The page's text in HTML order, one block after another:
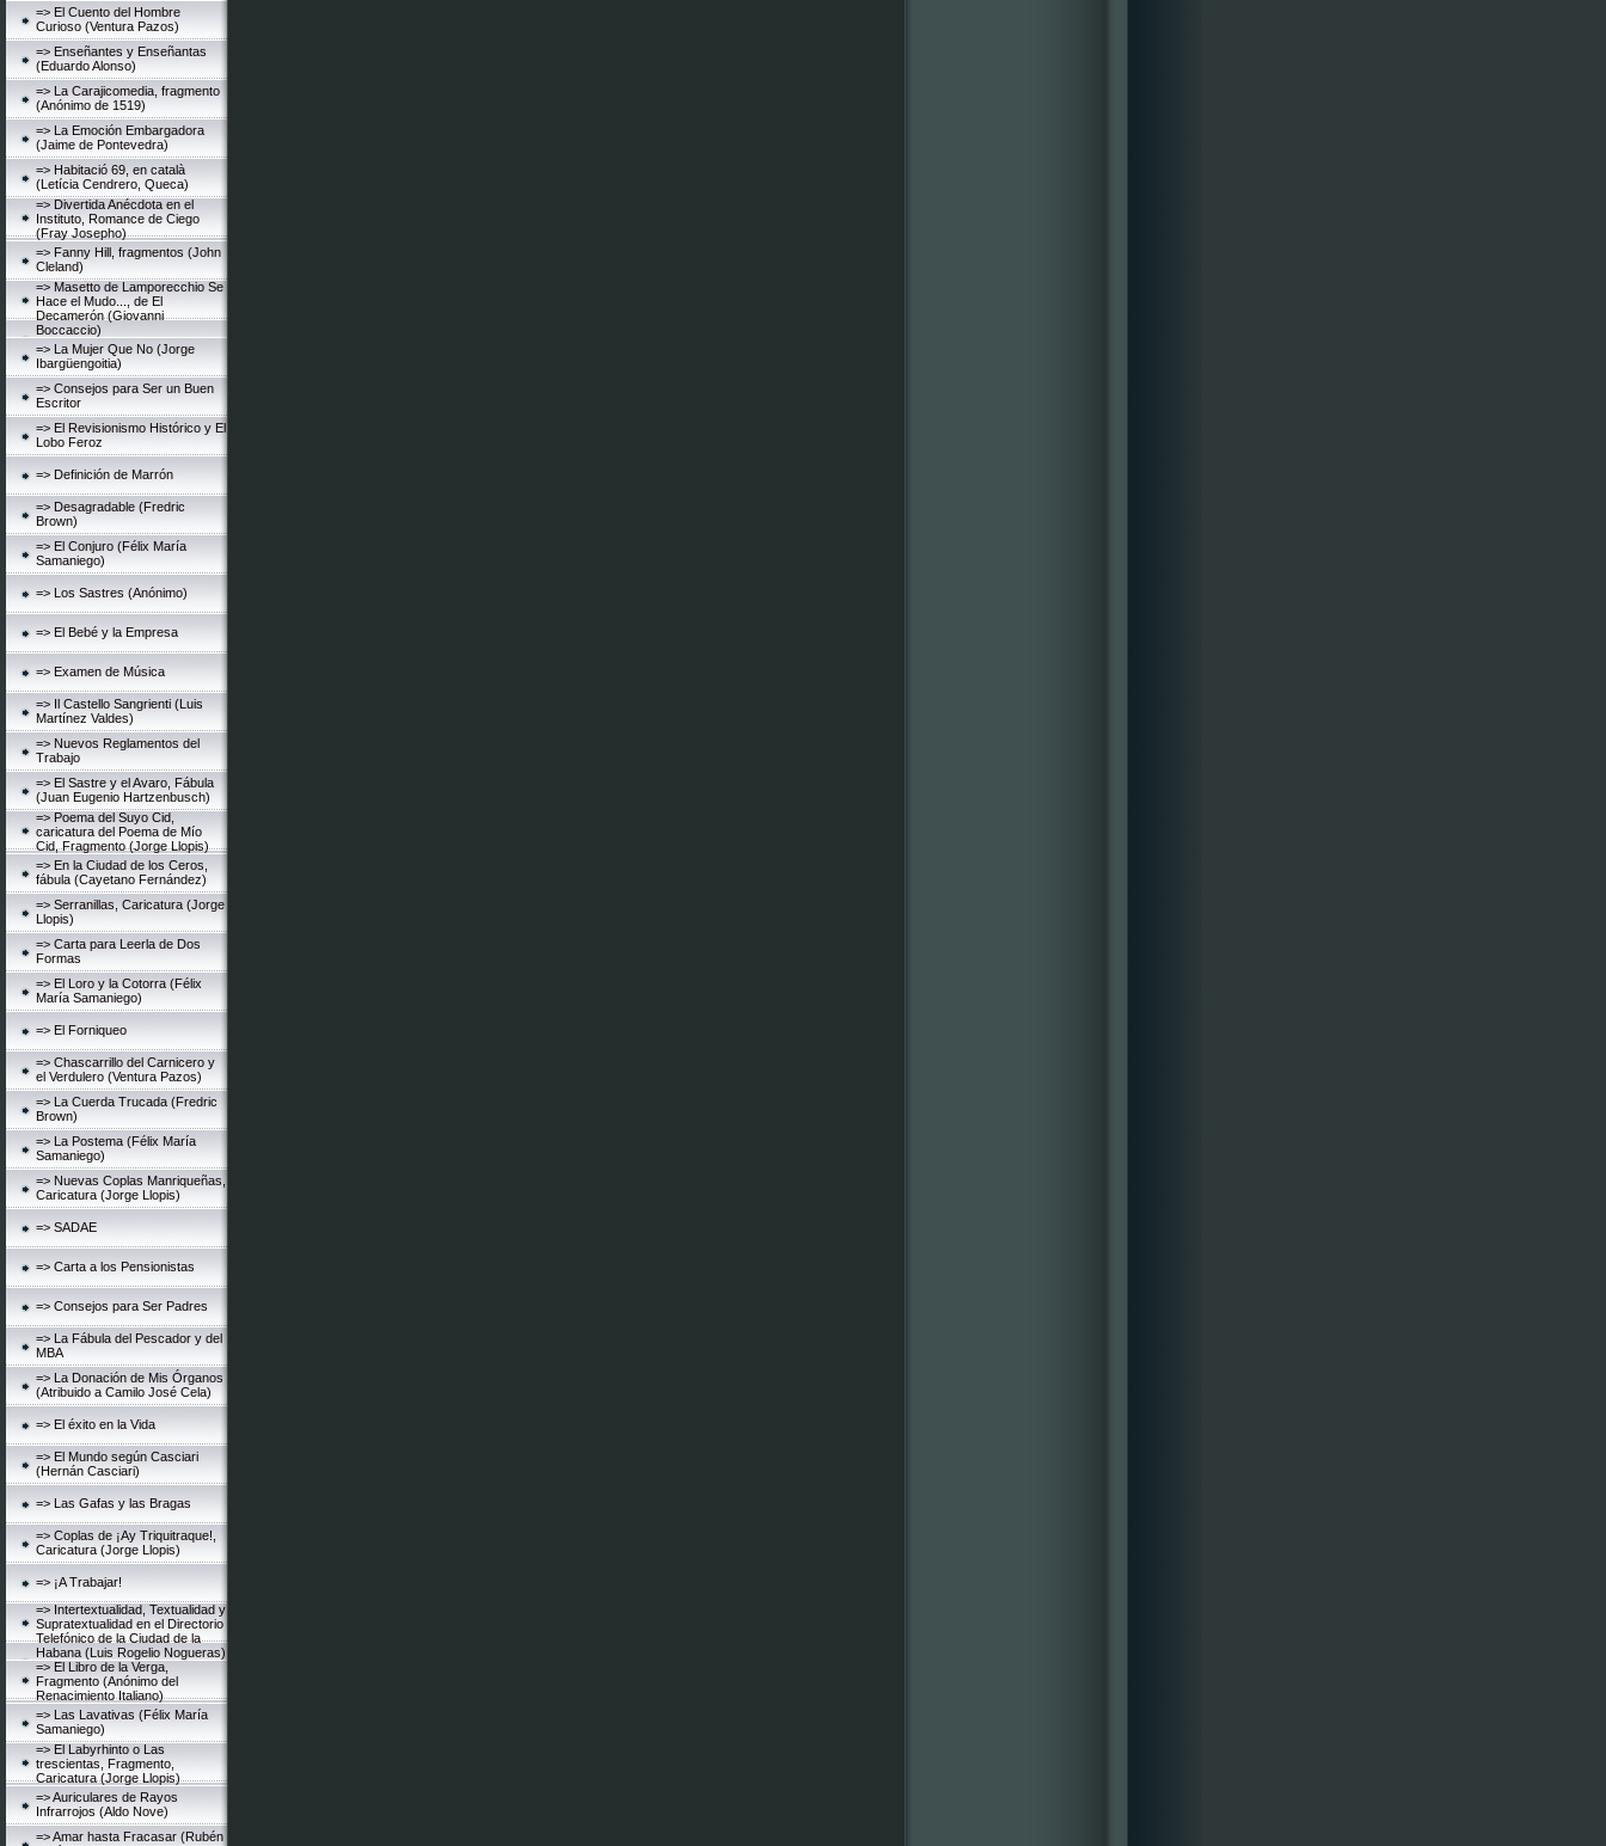
=> El Cuento del Hombre
Curioso (Ventura Pazos)
=> Enseñantes y Enseñantas
(Eduardo Alonso)
=> La Carajicomedia, fragmento
(Anónimo de 1519)
=> La Emoción Embargadora
(Jaime de Pontevedra)
=> Habitació 69, en català
(Letícia Cendrero, Queca)
=> Divertida Anécdota en el
Instituto, Romance de Ciego
(Fray Josepho)
=> Fanny Hill, fragmentos (John
Cleland)
=> Masetto de Lamporecchio Se
Hace el Mudo..., de El
Decamerón (Giovanni
Boccaccio)
=> La Mujer Que No (Jorge
Ibargüengoitia)
=> Consejos para Ser un Buen
Escritor
=> El Revisionismo Histórico y El
Lobo Feroz
=> Definición de Marrón
=> Desagradable (Fredric
Brown)
=> El Conjuro (Félix María
Samaniego)
=> Los Sastres (Anónimo)
=> El Bebé y la Empresa
=> Examen de Música
=> Il Castello Sangrienti (Luis
Martínez Valdes)
=> Nuevos Reglamentos del
Trabajo
=> El Sastre y el Avaro, Fábula
(Juan Eugenio Hartzenbusch)
=> Poema del Suyo Cid,
caricatura del Poema de Mío
Cid, Fragmento (Jorge Llopis)
=> En la Ciudad de los Ceros,
fábula (Cayetano Fernández)
=> Serranillas, Caricatura (Jorge
Llopis)
=> Carta para Leerla de Dos
Formas
=> El Loro y la Cotorra (Félix
María Samaniego)
=> El Forniqueo
=> Chascarrillo del Carnicero y
el Verdulero (Ventura Pazos)
=> La Cuerda Trucada (Fredric
Brown)
=> La Postema (Félix María
Samaniego)
=> Nuevas Coplas Manriqueñas,
Caricatura (Jorge Llopis)
=> SADAE
=> Carta a los Pensionistas
=> Consejos para Ser Padres
=> La Fábula del Pescador y del
MBA
=> La Donación de Mis Órganos
(Atribuido a Camilo José Cela)
=> El éxito en la Vida
=> El Mundo según Casciari
(Hernán Casciari)
=> Las Gafas y las Bragas
=> Coplas de ¡Ay Triquitraque!,
Caricatura (Jorge Llopis)
=> ¡A Trabajar!
=> Intertextualidad, Textualidad y
Supratextualidad en el Directorio
Telefónico de la Ciudad de la
Habana (Luis Rogelio Nogueras)
=> El Libro de la Verga,
Fragmento (Anónimo del
Renacimiento Italiano)
=> Las Lavativas (Félix María
Samaniego)
=> El Labyrhinto o Las
trescientas, Fragmento,
Caricatura (Jorge Llopis)
=> Auriculares de Rayos
Infrarrojos (Aldo Nove)
=> Amar hasta Fracasar (Rubén